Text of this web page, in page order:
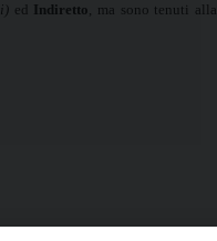
ed Indiretto, ma sono tenuti alla